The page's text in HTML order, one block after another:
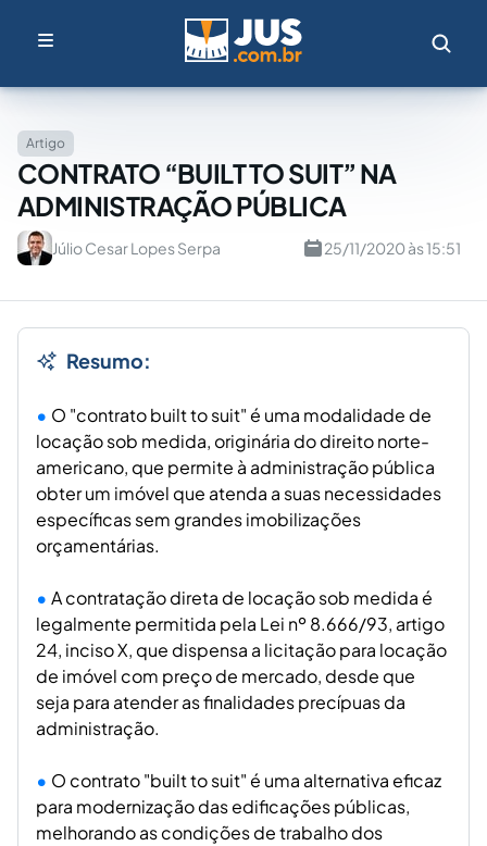
Artigo
CONTRATO “BUILT TO SUIT” NA
ADMINISTRAÇÃO PÚBLICA
Júlio Cesar Lopes Serpa 25/11/2020 às 15:51
Resumo:
O "contrato built to suit" é uma modalidade de
locação sob medida, originária do direito norte-
americano, que permite à administração pública
obter um imóvel que atenda a suas necessidades
específicas sem grandes imobilizações
orçamentárias.
A contratação direta de locação sob medida é
legalmente permitida pela Lei nº 8.666/93, artigo
24, inciso X, que dispensa a licitação para locação
de imóvel com preço de mercado, desde que
seja para atender as finalidades precípuas da
administração.
O contrato "built to suit" é uma alternativa eficaz
para modernização das edificações públicas,
melhorando as condições de trabalho dos